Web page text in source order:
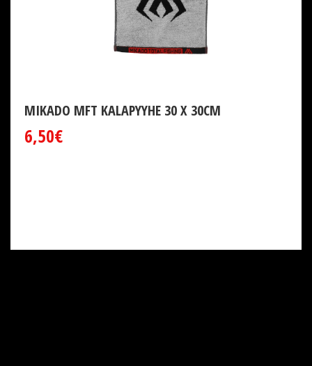
MIKADO MFT KALAPYYHE 30 X 30CM
6,50€